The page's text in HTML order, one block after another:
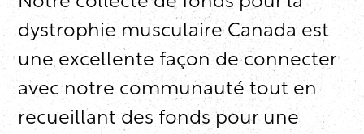
dystrophie musculaire Canada est
une excellente façon de connecter
avec notre communauté tout en
recueillant des fonds pour une